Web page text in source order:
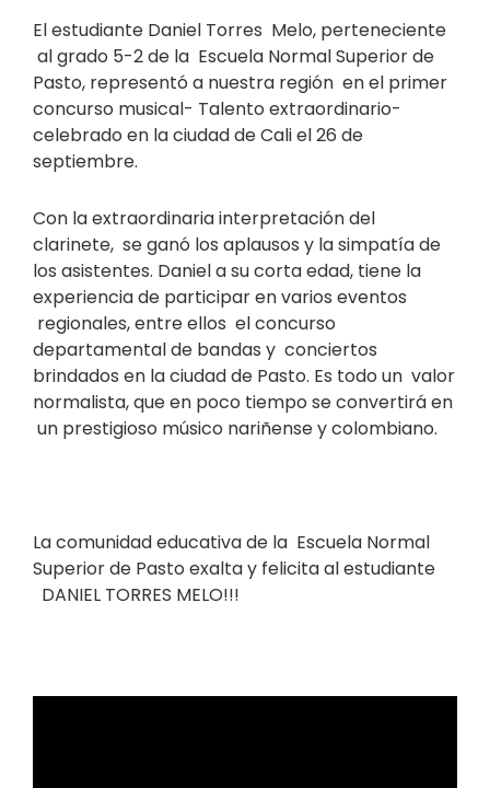
El estudiante Daniel Torres Melo, perteneciente
al grado 5-2 de la Escuela Normal Superior de
Pasto, representó a nuestra región en el primer
concurso musical- Talento extraordinario-
celebrado en la ciudad de Cali el 26 de
septiembre.
Con la extraordinaria interpretación del
clarinete, se ganó los aplausos y la simpatía de
los asistentes. Daniel a su corta edad, tiene la
experiencia de participar en varios eventos
regionales, entre ellos el concurso
departamental de bandas y conciertos
brindados en la ciudad de Pasto. Es todo un valor
normalista, que en poco tiempo se convertirá en
un prestigioso músico nariñense y colombiano.
La comunidad educativa de la Escuela Normal
Superior de Pasto exalta y felicita al estudiante
DANIEL TORRES MELO!!!